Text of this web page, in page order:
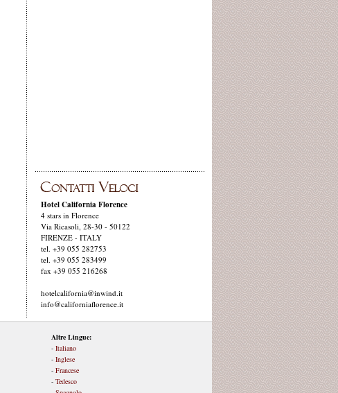
Hotel California Florence
4 stars in Florence
Via Ricasoli, 28-30 - 50122
FIRENZE - ITALY
tel. +39 055 282753
tel. +39 055 283499
fax +39 055 216268
hotelcalifornia@inwind.it
info@californiaflorence.it
Altre Lingue:
- Italiano
- Inglese
- Francese
- Tedesco